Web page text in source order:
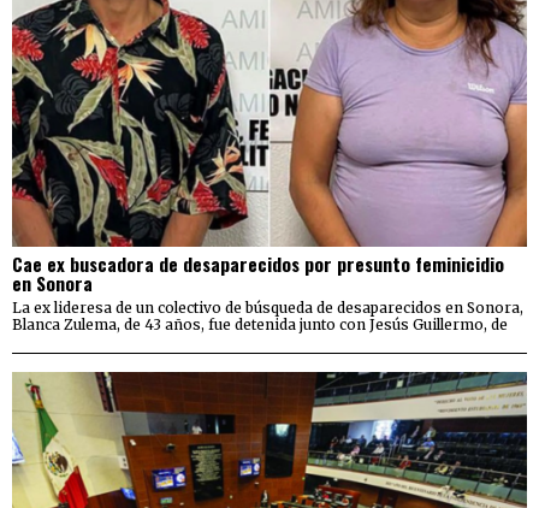
Cae ex buscadora de desaparecidos por presunto feminicidio
en Sonora
La ex lideresa de un colectivo de búsqueda de desaparecidos en Sonora,
Blanca Zulema, de 43 años, fue detenida junto con Jesús Guillermo, de